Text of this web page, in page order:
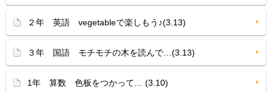
２年 英語 vegetableで楽しもう♪(3.13)
３年 国語 モチモチの木を読んで…(3.13)
1年 算数 色板をつかって… (3.10)